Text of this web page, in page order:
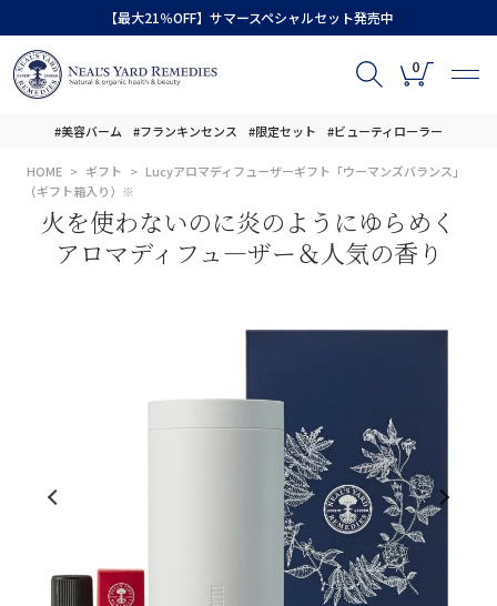
【最大21％OFF】サマースペシャルセット発売中
0
#美容バーム #フランキンセンス #限定セット #ビューティローラー
HOME ギフト
Lucyアロマディフューザーギフト「ウーマンズバランス」
（ギフト箱入り）※
火を使わないのに炎のようにゆらめく
アロマディフュ―ザー＆人気の香り